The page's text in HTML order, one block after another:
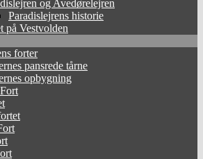
og Avedørelejren
Paradislejrens historie
på Vestvolden
forter
pansrede tårne
opbygning